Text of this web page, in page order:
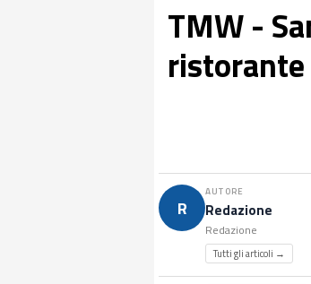
TMW -
ristorante
R
AUTORE
Redazione
Redazione
Tutti gli articoli →